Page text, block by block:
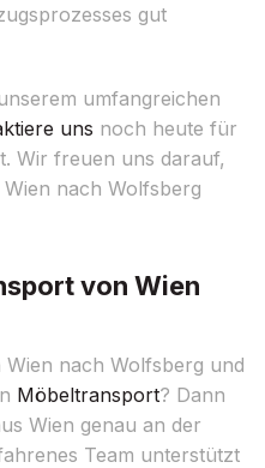
gut
umfangreichen
uns noch heute für
Wir freuen uns darauf,
nach Wolfsberg
von Wien
nach Wolfsberg und
Möbeltransport? Dann
Wien genau an der
Team unterstützt